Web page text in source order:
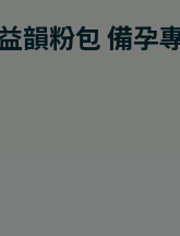
韻粉包 備孕